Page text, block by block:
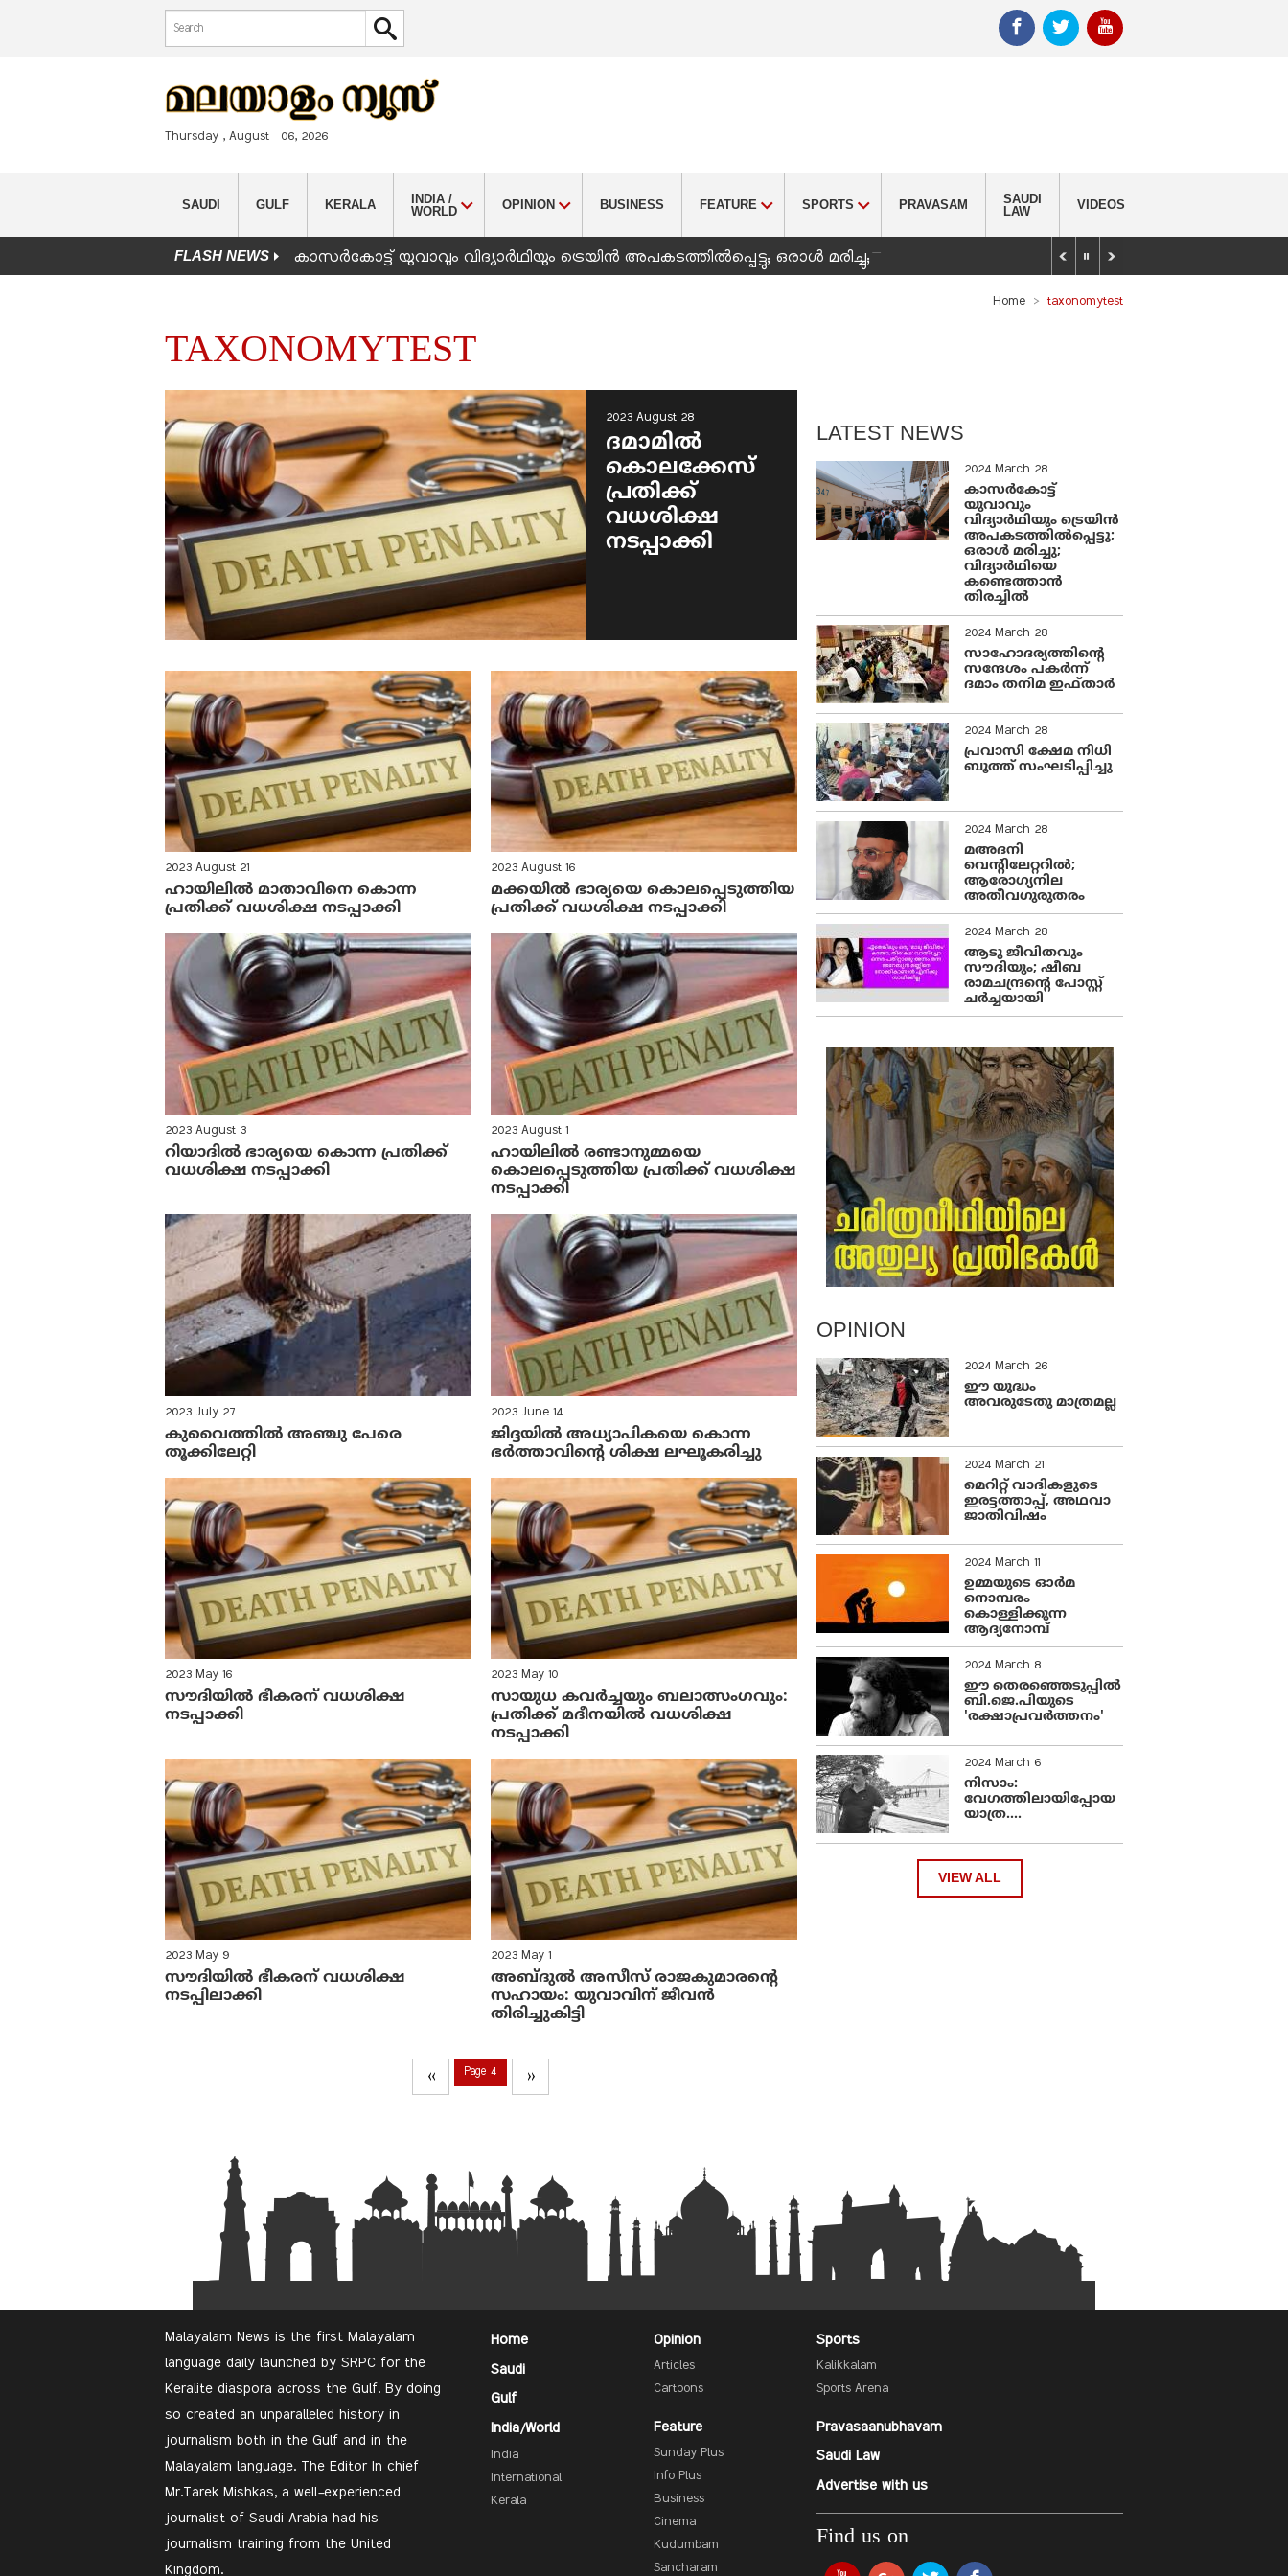
Search form
Search
Thursday , August 06, 2026
SAUDI GULF KERALA
INDIA /
WORLD
OPINION BUSINESS FEATURE SPORTS PRAVASAM
SAUDI
LAW
VIDEOS
FLASH NEWS കാസർകോട്ട് യുവാവും വിദ്യാർഥിയും ട്രെയിൻ അപകടത്തിൽപ്പെട്ടു; ഒരാൾ മരിച്ചു; വിദ്യാർഥിയെ കണ്ടെത്താൻ തിരച്ചിൽ
Home taxonomytest
TAXONOMYTEST
2023 August 28
ദമാമിൽ
കൊലക്കേസ്
പ്രതിക്ക്
വധശിക്ഷ
നടപ്പാക്കി
2023 August 21
ഹായിലിൽ മാതാവിനെ കൊന്ന
പ്രതിക്ക് വധശിക്ഷ നടപ്പാക്കി
2023 August 16
മക്കയിൽ ഭാര്യയെ കൊലപ്പെടുത്തിയ
പ്രതിക്ക് വധശിക്ഷ നടപ്പാക്കി
2023 August 3
റിയാദിൽ ഭാര്യയെ കൊന്ന പ്രതിക്ക്
വധശിക്ഷ നടപ്പാക്കി
2023 August 1
ഹായിലിൽ രണ്ടാനുമ്മയെ
കൊലപ്പെടുത്തിയ പ്രതിക്ക് വധശിക്ഷ
നടപ്പാക്കി
2023 July 27
കുവൈത്തിൽ അഞ്ചു പേരെ
തൂക്കിലേറ്റി
2023 June 14
ജിദ്ദയിൽ അധ്യാപികയെ കൊന്ന
ഭർത്താവിന്റെ ശിക്ഷ ലഘൂകരിച്ചു
2023 May 16
സൗദിയിൽ ഭീകരന് വധശിക്ഷ
നടപ്പാക്കി
2023 May 10
സായുധ കവർച്ചയും ബലാത്സംഗവും:
പ്രതിക്ക് മദീനയിൽ വധശിക്ഷ
നടപ്പാക്കി
2023 May 9
സൗദിയിൽ ഭീകരന് വധശിക്ഷ
നടപ്പിലാക്കി
2023 May 1
അബ്ദുൽ അസീസ് രാജകുമാരന്റെ
സഹായം: യുവാവിന് ജീവൻ
തിരിച്ചുകിട്ടി
‹‹ Page 4 ››
LATEST NEWS
2024 March 28
കാസർകോട്ട്
യുവാവും
വിദ്യാർഥിയും ട്രെയിൻ
അപകടത്തിൽപ്പെട്ടു;
ഒരാൾ മരിച്ചു;
വിദ്യാർഥിയെ
കണ്ടെത്താൻ
തിരച്ചിൽ
2024 March 28
സാഹോദര്യത്തിന്റെ
സന്ദേശം പകർന്ന്
ദമാം തനിമ ഇഫ്‌താർ
2024 March 28
പ്രവാസി ക്ഷേമ നിധി
ബൂത്ത് സംഘടിപ്പിച്ചു
2024 March 28
മഅദനി
വെന്റിലേറ്ററിൽ;
ആരോഗ്യനില
അതീവഗുരുതരം
2024 March 28
ആടു ജീവിതവും
സൗദിയും; ഷീബ
രാമചന്ദ്രന്റെ പോസ്റ്റ്
ചര്‍ച്ചയായി
OPINION
2024 March 26
ഈ യുദ്ധം
അവരുടേതു മാത്രമല്ല
2024 March 21
മെറിറ്റ് വാദികളുടെ
ഇരട്ടത്താപ്പ്, അഥവാ
ജാതിവിഷം
2024 March 11
ഉമ്മയുടെ ഓർമ
നൊമ്പരം
കൊള്ളിക്കുന്ന
ആദ്യനോമ്പ്
2024 March 8
ഈ തെരഞ്ഞെടുപ്പില്‍
ബി.ജെ.പിയുടെ
'രക്ഷാപ്രവര്‍ത്തനം'
2024 March 6
നിസാം:
വേഗത്തിലായിപ്പോയ
യാത്ര....
VIEW ALL
Malayalam News is the first Malayalam
language daily launched by SRPC for the
Keralite diaspora across the Gulf. By doing
so created an unparalleled history in
journalism both in the Gulf and in the
Malayalam language. The Editor In chief
Mr.Tarek Mishkas, a well-experienced
journalist of Saudi Arabia had his
journalism training from the United
Kingdom.
Home
Saudi
Gulf
India/World
India
International
Kerala
Opinion
Articles
Cartoons
Feature
Sunday Plus
Info Plus
Business
Cinema
Kudumbam
Sancharam
Sports
Kalikkalam
Sports Arena
Pravasaanubhavam
Saudi Law
Advertise with us
Find us on